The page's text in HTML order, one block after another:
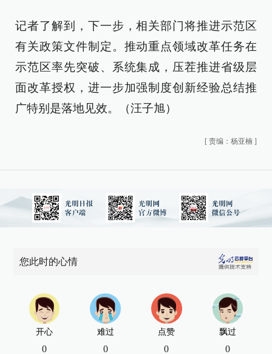
记者了解到，下一步，相关部门将推进示范区
有关政策文件制定。推动重点领域改革任务在
示范区率先突破、系统集成，压茬推进省级层
面改革授权，进一步加强制度创新经验总结推
广特别是落地见效。（汪子旭）
[ 责编：杨亚楠 ]
您此时的心情
开心
0
难过
0
点赞
0
飘过
0